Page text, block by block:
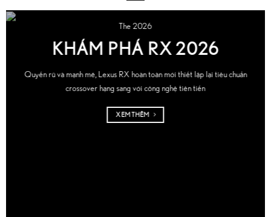
The 2026
KHÁM PHÁ RX 2026
Quyến rũ và mạnh mẽ, Lexus RX hoàn toàn mới thiết lập lại tiêu chuẩn
crossover hạng sang với công nghệ tiên tiến
XEM THÊM